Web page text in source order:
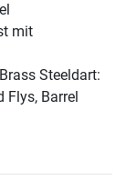
mit
Steeldart:
Barrel